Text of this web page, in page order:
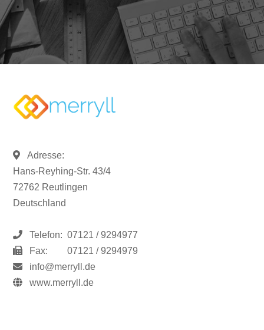
Adresse:
Hans-Reyhing-Str. 43/4
72762 Reutlingen
Deutschland
Telefon: 07121 / 9294977
Fax:
07121 / 9294979
info@merryll.de
www.merryll.de